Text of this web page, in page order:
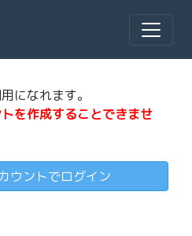
になれます。
を作成することできませ
ウントでログイン